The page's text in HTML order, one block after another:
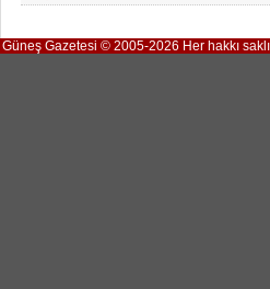
Güneş Gazetesi © 2005-2026 Her hakkı